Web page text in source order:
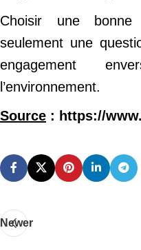
Choisir une bonne
seulement une
engagement
l’environnement.
Source : https://
Newer